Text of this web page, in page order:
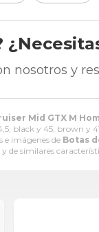
Mid GTX M
black y 45; brown y
e imágenes de Botas
de similares
nosotros y